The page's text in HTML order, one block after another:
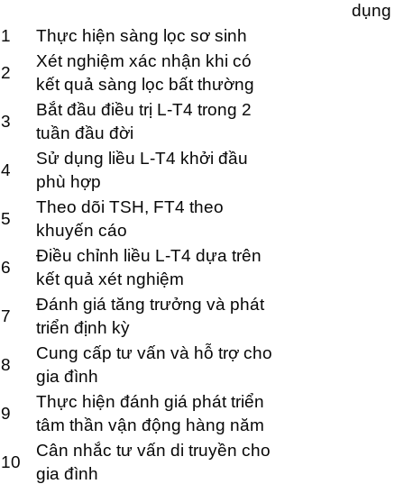
dụng
1
Thực hiện sàng lọc sơ sinh
2
Xét nghiệm xác nhận khi có
kết quả sàng lọc bất thường
3
Bắt đầu điều trị L-T4 trong 2
tuần đầu đời
4
Sử dụng liều L-T4 khởi đầu
phù hợp
5
Theo dõi TSH, FT4 theo
khuyến cáo
6
Điều chỉnh liều L-T4 dựa trên
kết quả xét nghiệm
7
Đánh giá tăng trưởng và phát
triển định kỳ
8
Cung cấp tư vấn và hỗ trợ cho
gia đình
9
Thực hiện đánh giá phát triển
tâm thần vận động hàng năm
10
Cân nhắc tư vấn di truyền cho
gia đình